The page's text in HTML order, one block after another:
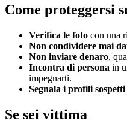
Come proteggersi
Verifica le foto con una
Non condividere mai
Non inviare denaro,
Incontra di persona in
impegnarti.
Segnala i profili sospetti
Se sei vittima